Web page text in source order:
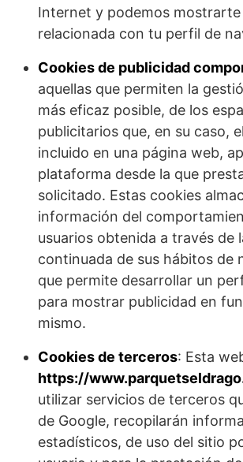
Internet y podemos mostrarte
relacionada con tu perfil de
Cookies de publicidad
aquellas que permiten la
más eficaz posible, de los
publicitarios que, en su caso,
incluido en una página web,
plataforma desde la que
solicitado. Estas cookies
información del
usuarios obtenida a través de
continuada de sus hábitos de
que permite desarrollar un
para mostrar publicidad en
mismo.
Cookies de terceros: Esta
https://
utilizar servicios de terceros
de Google, recopilarán
estadísticos, de uso del sitio